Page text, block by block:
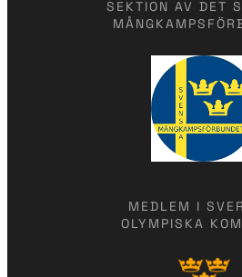
SEKTION AV DET
MEDLEM I
OLYMPISKA